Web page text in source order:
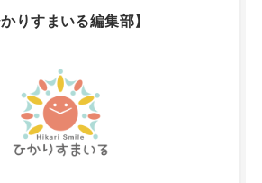
かりすまいる編集部】